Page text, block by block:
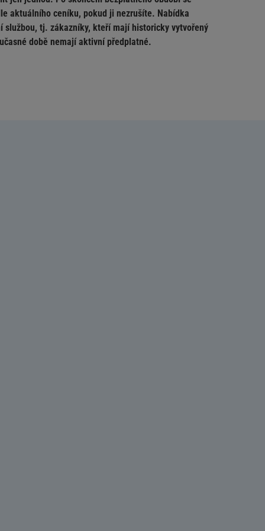
aktuálního ceníku, pokud ji nezrušíte. Nabídka
službou, tj. zákazníky, kteří mají historicky vytvořený
době nemají aktivní předplatné.